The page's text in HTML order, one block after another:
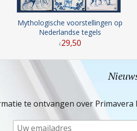
Mythologische voorstellingen op
Nederlandse tegels
€29,50
te ontvangen over